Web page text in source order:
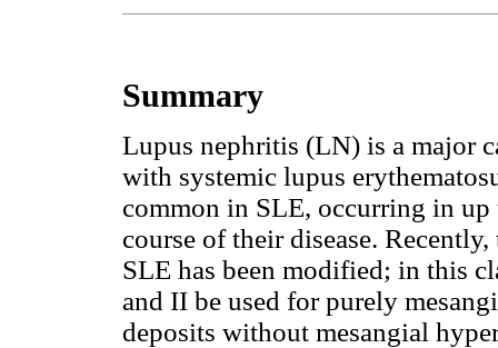
Summary
Lupus nephritis (LN) is a major
with systemic lupus
common in SLE, occurring in
course of their disease.
SLE has been modified; in this
and II be used for purely
deposits without mesangial